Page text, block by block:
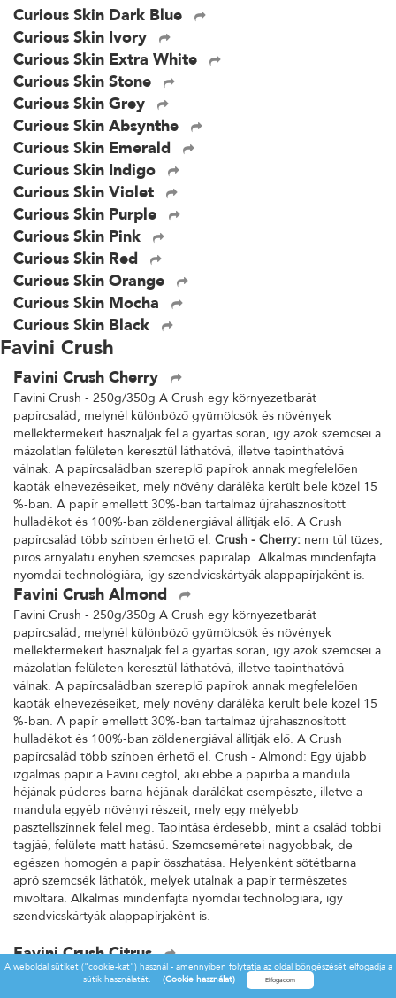
Curious Skin Dark Blue
Curious Skin Ivory
Curious Skin Extra White
Curious Skin Stone
Curious Skin Grey
Curious Skin Absynthe
Curious Skin Emerald
Curious Skin Indigo
Curious Skin Violet
Curious Skin Purple
Curious Skin Pink
Curious Skin Red
Curious Skin Orange
Curious Skin Mocha
Curious Skin Black
Favini Crush
Favini Crush Cherry
Favini Crush - 250g/350g A Crush egy környezetbarát
papírcsalád, melynél különböző gyümölcsök és növények
melléktermékeit használják fel a gyártás során, így azok szemcséi a
mázolatlan felületen keresztül láthatóvá, illetve tapinthatóvá
válnak. A papírcsaládban szereplő papírok annak megfelelően
kapták elnevezéseiket, mely növény daráléka került bele közel 15
%-ban. A papír emellett 30%-ban tartalmaz újrahasznosított
hulladékot és 100%-ban zöldenergiával állítják elő. A Crush
papírcsalád több színben érhető el. Crush - Cherry: nem túl tüzes,
piros árnyalatú enyhén szemcsés papíralap. Alkalmas mindenfajta
nyomdai technológiára, így szendvicskártyák alappapírjaként is.
Favini Crush Almond
Favini Crush - 250g/350g A Crush egy környezetbarát
papírcsalád, melynél különböző gyümölcsök és növények
melléktermékeit használják fel a gyártás során, így azok szemcséi a
mázolatlan felületen keresztül láthatóvá, illetve tapinthatóvá
válnak. A papírcsaládban szereplő papírok annak megfelelően
kapták elnevezéseiket, mely növény daráléka került bele közel 15
%-ban. A papír emellett 30%-ban tartalmaz újrahasznosított
hulladékot és 100%-ban zöldenergiával állítják elő. A Crush
papírcsalád több színben érhető el. Crush - Almond: Egy újabb
izgalmas papír a Favini cégtől, aki ebbe a papírba a mandula
héjának púderes-barna héjának darálékat csempészte, illetve a
mandula egyéb növényi részeit, mely egy mélyebb
pasztellszínnek felel meg. Tapintása érdesebb, mint a család többi
tagjáé, felülete matt hatású. Szemcseméretei nagyobbak, de
egészen homogén a papír összhatása. Helyenként sötétbarna
apró szemcsék láthatók, melyek utalnak a papír természetes
mivoltára. Alkalmas mindenfajta nyomdai technológiára, így
szendvicskártyák alappapírjaként is.
Favini Crush Citrus
Favini Crush - 250g/350g A Crush egy környezetbarát
papírcsalád, melynél különböző gyümölcsök és növények
A weboldal sütiket ("cookie-kat") használ - amennyiben folytatja az oldal böngészését elfogadja a
sütik használatát.
(Cookie használat)